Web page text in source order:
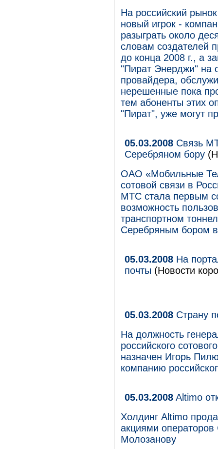
На российский
новый игрок -
разыграть около
словам создателей
до конца 2008 г., а
"Пират Энерджи" на
провайдера,
нерешенные пока
тем абоненты этих
"Пират", уже могут
05.03.2008 Связь
Серебряном бору
ОАО «Мобильные
сотовой связи в
МТС стала первым
возможность
транспортном
Серебряным бором
05.03.2008 На
почты (Новости
05.03.2008 Страну
На должность
российского
назначен Игорь
компанию
05.03.2008 Altimo
Холдинг Altimo
акциями
Молозанову